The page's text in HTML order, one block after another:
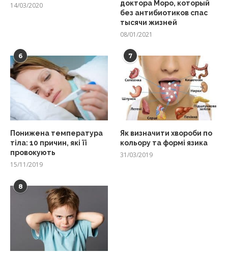
14/03/2020
доктора Моро, который
без антибиотиков спас
тысячи жизней
08/01/2021
6
Понижена температура
тіла: 10 причин, які її
провокують
15/11/2019
7
Як визначити хвороби по
кольору та формі язика
31/03/2019
8